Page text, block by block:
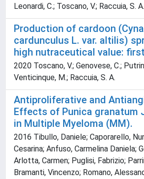
Leonardi, C.; Toscano, V.; Raccuia, S. A.
Production of cardoon
cardunculus L. var. altilis)
high nutraceutical value:
2020 Toscano, V.; Genovese, C.;
Venticinque, M.; Raccuia, S. A.
Antiproliferative and
Effects of Punica granatum
in Multiple Myeloma (MM).
2016 Tibullo, Daniele; Caporarello,
Cesarina; Anfuso, Carmelina Daniela;
Arlotta, Carmen; Puglisi, Fabrizio;
Bramanti, Vincenzo; Romano,